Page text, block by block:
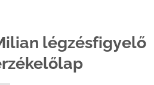
légzésfigyelő